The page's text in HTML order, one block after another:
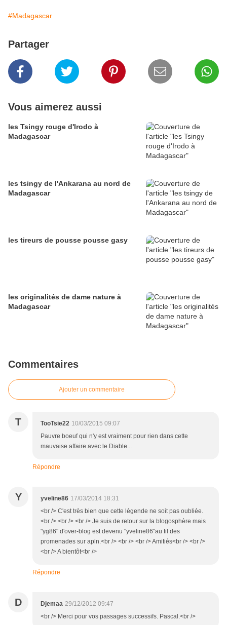
#Madagascar
Partager
Vous aimerez aussi
les Tsingy rouge d'Irodo à
Madagascar
les tsingy de l'Ankarana au nord de
Madagascar
les tireurs de pousse pousse gasy
les originalités de dame nature à
Madagascar
Commentaires
Ajouter un commentaire
T TooTsie22 10/03/2015 09:07
Pauvre boeuf qui n'y est vraiment pour rien dans cette
mauvaise affaire avec le Diable...
Répondre
Y yveline86 17/03/2014 18:31
<br /> C'est très bien que cette légende ne soit pas oubliée.
<br /> <br /> <br /> Je suis de retour sur la blogosphère mais
"yg86" d'over-blog est devenu "yveline86"au fil des
promenades sur apln.<br /> <br /> <br /> Amitiés<br /> <br />
<br /> A bientôt<br />
Répondre
D Djemaa 29/12/2012 09:47
<br /> Merci pour vos passages successifs. Pascal.<br />